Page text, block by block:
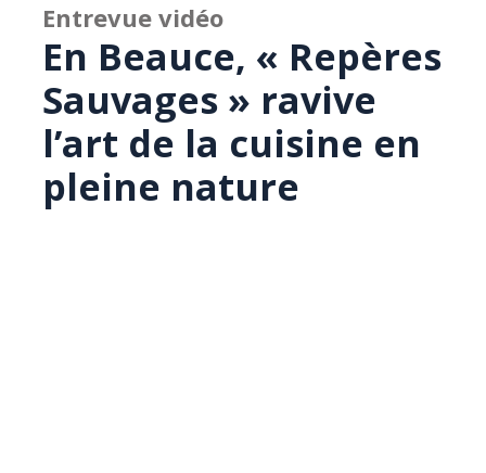
Entrevue vidéo
En Beauce, « Repères
Sauvages » ravive
l’art de la cuisine en
pleine nature